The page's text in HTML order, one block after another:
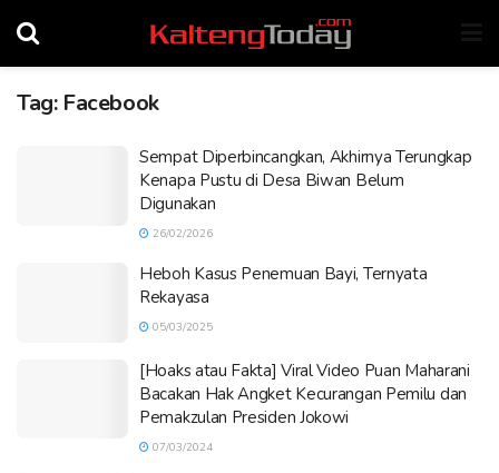
Tag: Facebook
Sempat Diperbincangkan, Akhirnya Terungkap
Kenapa Pustu di Desa Biwan Belum
Digunakan
26/02/2026
Heboh Kasus Penemuan Bayi, Ternyata
Rekayasa
05/03/2025
[Hoaks atau Fakta] Viral Video Puan Maharani
Bacakan Hak Angket Kecurangan Pemilu dan
Pemakzulan Presiden Jokowi
07/03/2024